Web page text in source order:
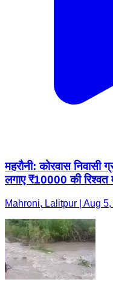
महरौनी: कोरवास निवासी
लगाए ₹10000 की
Mahroni, Lalitpur | Aug